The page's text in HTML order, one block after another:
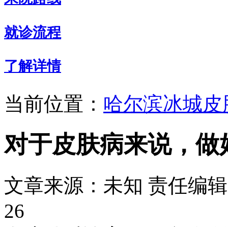
就诊流程
了解详情
当前位置： 哈尔滨冰城
对于皮肤病来说，
文章来源：未知 责任编
26